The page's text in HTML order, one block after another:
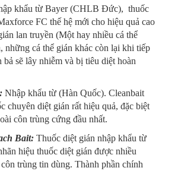
khẩu từ Bayer (CHLB Đức), thuốc
FC thế hệ mới cho hiệu quả cao
lan truyền (Một hay nhiều cá thể
những cá thể gián khác còn lại khi tiếp
bả sẽ lây nhiễm và bị tiêu diệt hoàn
Nhập khẩu từ (Hàn Quốc). Cleanbait
chuyên diệt gián rất hiệu quả, đặc biệt
côn trùng cứng đầu nhất.
Bait: Thuốc diệt gián nhập khẩu từ
hiệu thuốc diệt gián được nhiều
trùng tin dùng. Thành phần chính